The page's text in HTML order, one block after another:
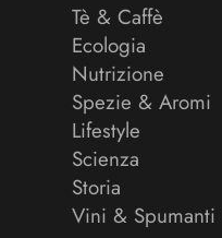
Tè & Caffè
Ecologia
Nutrizione
Spezie & Aromi
Lifestyle
Scienza
Storia
Vini & Spumanti